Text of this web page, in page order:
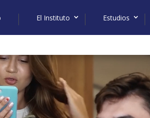
El Instituto Estudios